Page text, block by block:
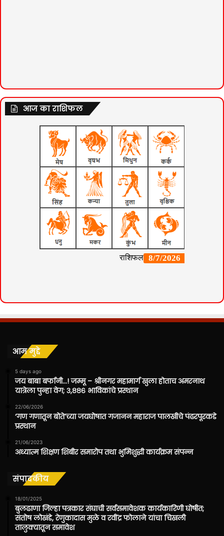
आज का राशिफल
आम मुद्दे
5 days ago
जय बाबा बर्फानी…! जम्मू – श्रीनगर महामार्ग खुला होताच अमरनाथ
यात्रेला पुन्हा वेग; ३,८८६ भाविकांचे प्रस्थान
22/06/2026
‘गण गणातून बोते’च्या जयघोषात गजानन महाराज पालखीचे पंढरपूरकडे
प्रस्थान
21/06/2023
अध्यात्म शिक्षण शिबीर समारोप तथा भुमिशुद्धी कार्यक्रम संपन्न
संपादकीय
18/01/2025
बुलढाणा जिल्हा पत्रकार संघाची सर्वसमावेशक कार्यकारिणी घोषीत;
संतोष लोखंडे, रेणुकादास मुळे व रवींद्र फोलाने यांचा चिखली
तालुक्यातून समावेश